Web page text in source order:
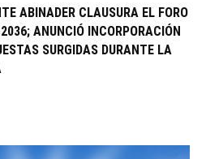
ABINADER CLAUSURA EL FORO
ANUNCIÓ INCORPORACIÓN
SURGIDAS DURANTE LA